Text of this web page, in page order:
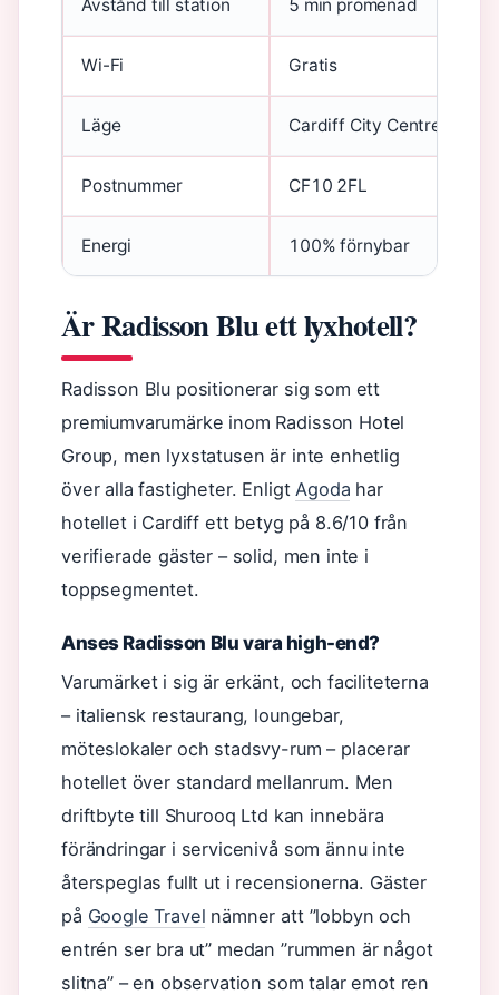
Avstånd till station 5 min promenad
Wi-Fi Gratis
Läge Cardiff City Centre
Postnummer CF10 2FL
Energi 100% förnybar
Är Radisson Blu ett lyxhotell?
Radisson Blu positionerar sig som ett
premiumvarumärke inom Radisson Hotel
Group, men lyxstatusen är inte enhetlig
över alla fastigheter. EnligtAgoda har
hotellet i Cardiff ett betyg på 8.6/10 från
verifierade gäster – solid, men inte i
toppsegmentet.
Anses Radisson Blu vara high-end?
Varumärket i sig är erkänt, och faciliteterna
– italiensk restaurang, loungebar,
möteslokaler och stadsvy-rum – placerar
hotellet över standard mellanrum. Men
driftbyte till Shurooq Ltd kan innebära
förändringar i servicenivå som ännu inte
återspeglas fullt ut i recensionerna. Gäster
på Google Travel nämner att ”lobbyn och
entrén ser bra ut” medan ”rummen är något
slitna” – en observation som talar emot ren